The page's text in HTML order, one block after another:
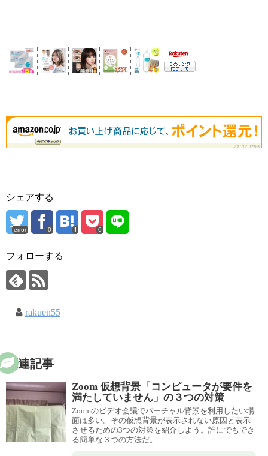
シェアする
error 0 0
フォローする
rakuen55
関連記事
Zoom 仮想背景「コンピュータが要件を
満たしていません」の３つの対策
Zoomのビデオ会議でバーチャル背景を利用したい場
面は多い。その仮想背景が表示されない原因と表示
させるための3つの対策を紹介しよう。誰にでもでき
る簡単な３つの方法だ。